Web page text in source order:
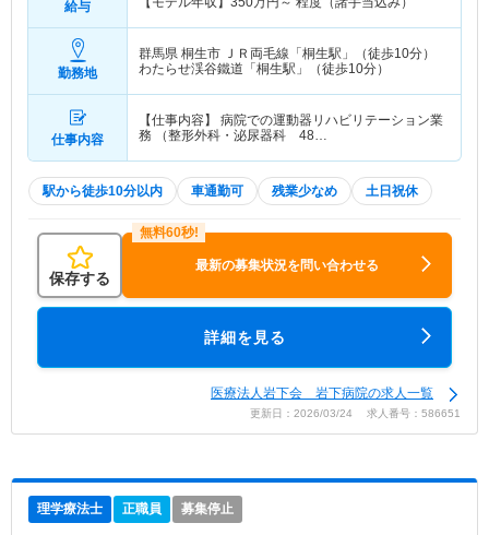
給与
勤務地
群馬県 桐生市 ＪＲ両毛線「桐生駅」（徒歩10分）
わたらせ渓谷鐵道「桐生駅」（徒歩10分）
仕事内容
【仕事内容】 病院での運動器リハビリテーション業
務 （整形外科・泌尿器科 48…
駅から徒歩10分以内 車通勤可 残業少なめ 土日祝休
保存する
最新の募集状況を問い合わせる
詳細を見る
医療法人岩下会 岩下病院の求人一覧
更新日：2026/03/24 求人番号：586651
理学療法士 正職員 募集停止